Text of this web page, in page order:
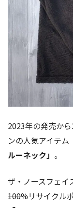
2023年の発売か
ンの人気アイテム
ルーネック」 。
ザ・ノースフェイ
――100%リサイク